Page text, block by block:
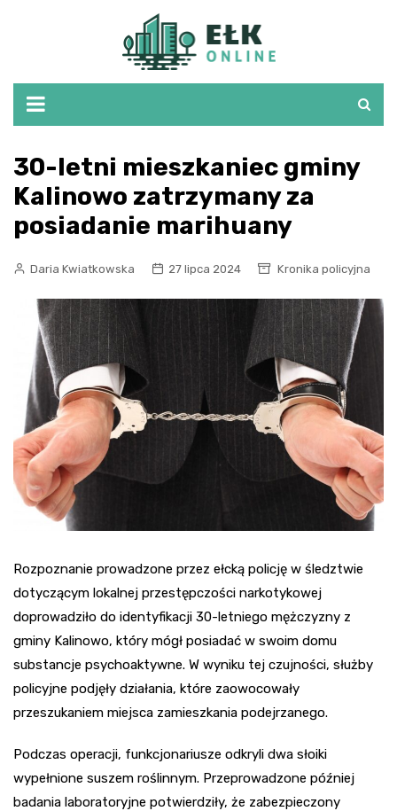
30-letni mieszkaniec gminy
Kalinowo zatrzymany za
posiadanie marihuany
Daria Kwiatkowska 27 lipca 2024 Kronika policyjna
Rozpoznanie prowadzone przez ełcką policję w śledztwie
dotyczącym lokalnej przestępczości narkotykowej
doprowadziło do identyfikacji 30-letniego mężczyzny z
gminy Kalinowo, który mógł posiadać w swoim domu
substancje psychoaktywne. W wyniku tej czujności, służby
policyjne podjęły działania, które zaowocowały
przeszukaniem miejsca zamieszkania podejrzanego.
Podczas operacji, funkcjonariusze odkryli dwa słoiki
wypełnione suszem roślinnym. Przeprowadzone później
badania laboratoryjne potwierdziły, że zabezpieczony